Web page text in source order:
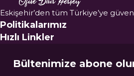
Eskişehir’den tüm Türkiye’ye
Politikalarımız
Hızlı Linkler
Bültenimize abone